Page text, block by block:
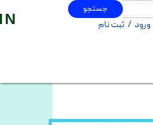
ورود / ثبت نام
جستجو